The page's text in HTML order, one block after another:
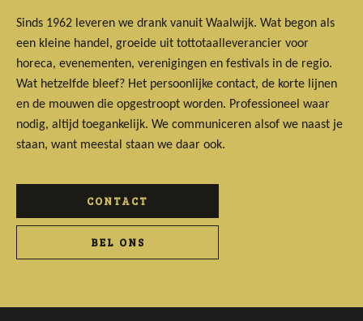
Sinds 1962 leveren we drank vanuit Waalwijk. Wat begon als
een kleine handel, groeide uit tottotaalleverancier voor
horeca, evenementen, verenigingen en festivals in de regio.
Wat hetzelfde bleef? Het persoonlijke contact, de korte lijnen
en de mouwen die opgestroopt worden. Professioneel waar
nodig, altijd toegankelijk. We communiceren alsof we naast je
staan, want meestal staan we daar ook.
CONTACT
BEL ONS